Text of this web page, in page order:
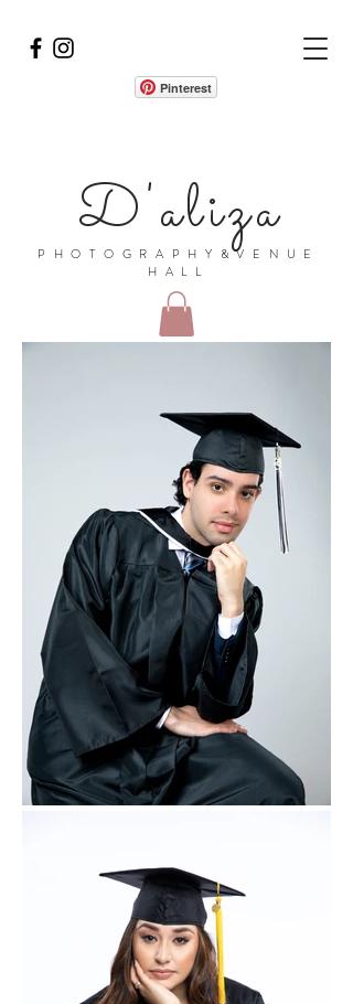
D'aliza
PHOTOGRAPHY&VENUE
HALL
Pinterest